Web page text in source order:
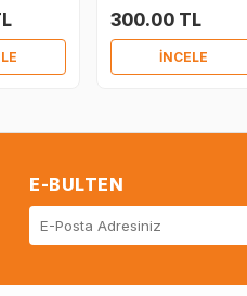
300.00 TL
İNCELE
E-BULTEN